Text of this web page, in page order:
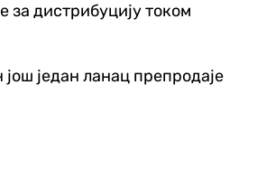
за дистрибуцију током
један ланац препродаје